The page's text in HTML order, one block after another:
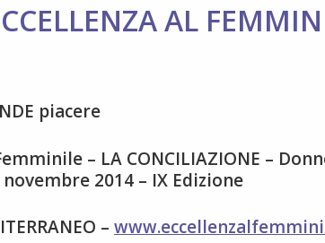
AL
piacere
– LA CONCILIAZIONE –
2014 – IX Edizione
–